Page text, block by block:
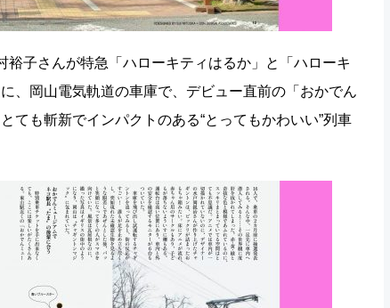
子さんが特急「ハローキティはるか」と「ハローキ
岡山電気軌道の車庫で、デビュー直前の「おかでん
ても斬新でインパクトのある“とってもかわいい”列車